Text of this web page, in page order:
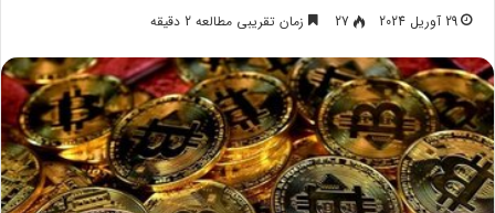
29 آوریل 2024 27 زمان تقریبی مطالعه 2 دقیقه